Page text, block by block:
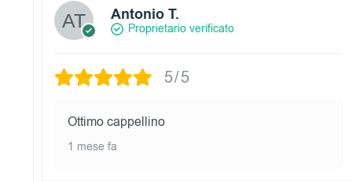
Antonio T.
Proprietario verificato
5/5
Ottimo cappellino
1 mese fa